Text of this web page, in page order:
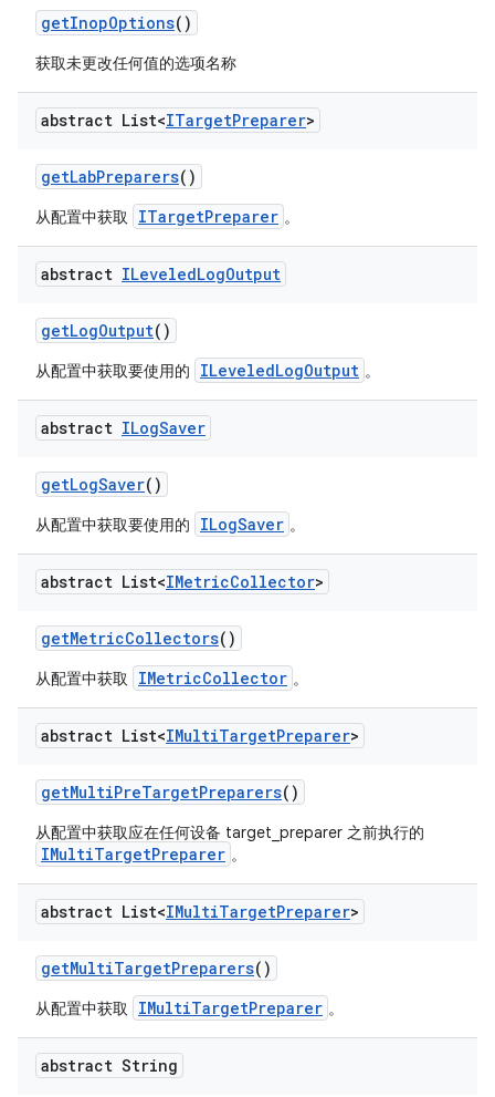
getInopOptions()
获取未更改任何值的选项名称
abstract List<ITargetPreparer>
getLabPreparers()
从配置中获取 ITargetPreparer 。
abstract ILeveledLogOutput
getLogOutput()
从配置中获取要使用的 ILeveledLogOutput 。
abstract ILogSaver
getLogSaver()
从配置中获取要使用的 ILogSaver 。
abstract List<IMetricCollector>
getMetricCollectors()
从配置中获取 IMetricCollector 。
abstract List<IMultiTargetPreparer>
getMultiPreTargetPreparers()
从配置中获取应在任何设备 target_preparer 之前执行的
IMultiTargetPreparer 。
abstract List<IMultiTargetPreparer>
getMultiTargetPreparers()
从配置中获取 IMultiTargetPreparer 。
abstract String